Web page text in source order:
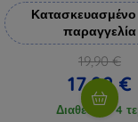
παραγγελία
19,90 €
17,92 €
Διαθέσιμο 4